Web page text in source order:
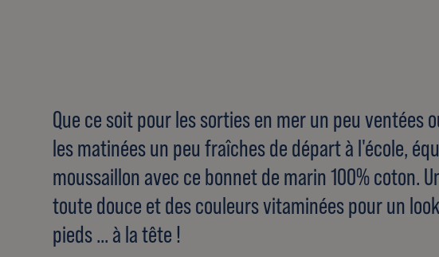
Que ce soit pour les sorties en mer un peu ventées
les matinées un peu fraîches de départ à l'école,
moussaillon avec ce bonnet de marin 100% coton.
toute douce et des couleurs vitaminées pour un
pieds ... à la tête !